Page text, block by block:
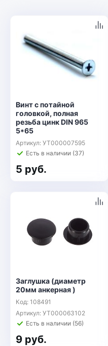
Винт с потайной
головкой, полная
резьба цинк DIN 965
5*65
Артикул: УТ000007595
Есть в наличии (37)
5 руб.
Заглушка (диаметр
20мм анкерная )
Код: 108491
Артикул: УТ000063102
Есть в наличии (56)
9 руб.